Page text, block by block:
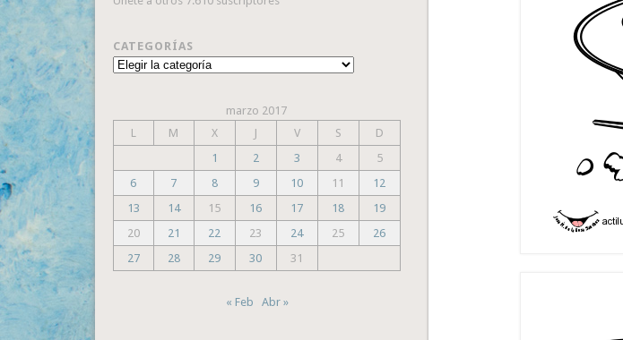
CATEGORÍAS
Categorías
marzo 2017
L
M X J V S
D
1
2 3 4
5
6
7 8 9 10 11
12
13
14 15 16 17 18
19
20
21 22 23 24 25
26
27
28 29 30 31
« Feb Abr »